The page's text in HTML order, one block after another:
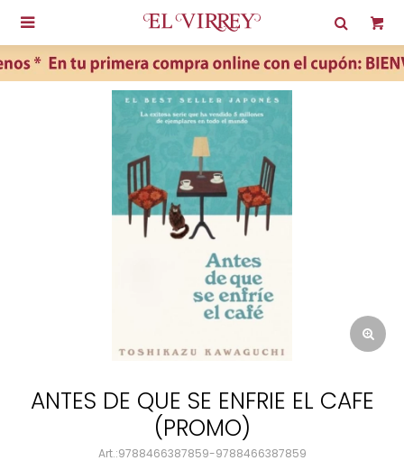

ANTES DE QUE SE ENFRIE EL CAFE
(PROMO)
9788466387859-9788466387859